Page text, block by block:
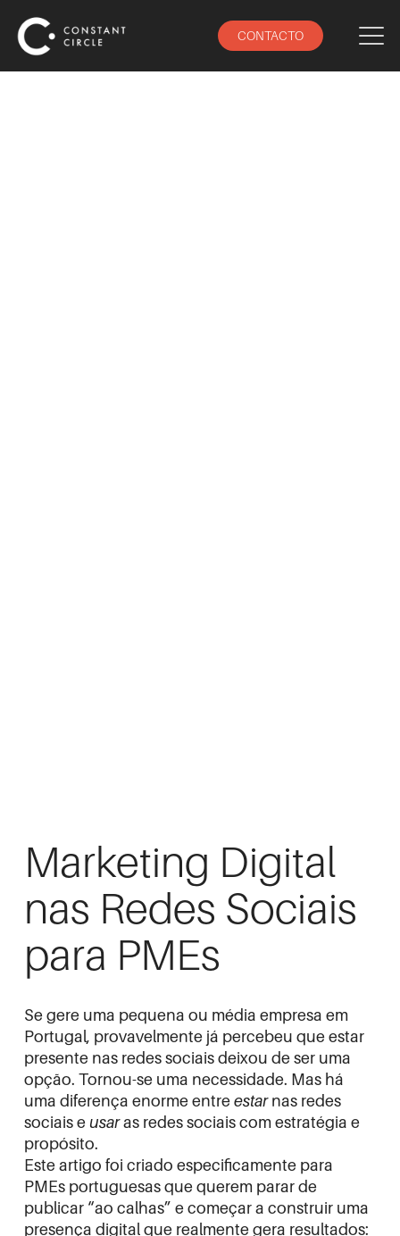
CONTACTO
Marketing Digital
nas Redes Sociais
para PMEs
Se gere uma pequena ou média empresa em
Portugal, provavelmente já percebeu que estar
presente nas redes sociais deixou de ser uma
opção. Tornou-se uma necessidade. Mas há
uma diferença enorme entre estarnas redes
sociais e usaras redes sociais com estratégia e
propósito.
Este artigo foi criado especificamente para
PMEs portuguesas que querem parar de
publicar “ao calhas” e começar a construir uma
presença digital que realmente gera resultados: